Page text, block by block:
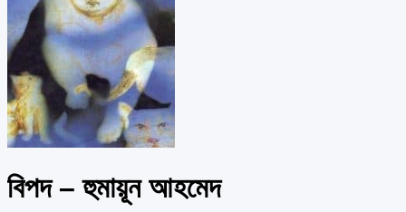
বিপদ – হুমায়ূন আহমেদ